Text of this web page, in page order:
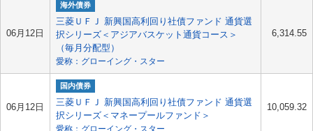
06月12日
海外債券
三菱ＵＦＪ 新興国高利回り社債ファンド 通貨選
択シリーズ＜アジアバスケット通貨コース＞
（毎月分配型）
愛称：グローイング・スター
6,314.55
06月12日
国内債券
三菱ＵＦＪ 新興国高利回り社債ファンド 通貨選
択シリーズ＜マネープールファンド＞
愛称：グローイング・スター
10,059.32